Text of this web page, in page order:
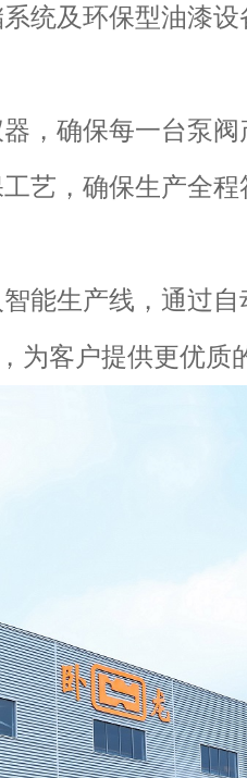
统及环保型油漆
，确保每一台泵阀
艺，确保生产全
能生产线，通过
为客户提供更优质